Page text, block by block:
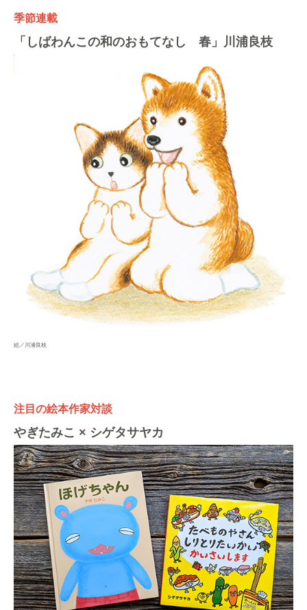
季節連載
「しばわんこの和のおもてなし 春」川浦良枝
絵／川浦良枝
注目の絵本作家対談
やぎたみこ × シゲタサヤカ